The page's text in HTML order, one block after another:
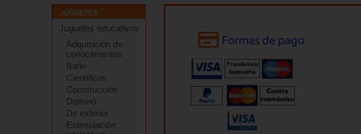
Juguetes educativos
Adquisición de
conocimientos
Baño
Científicos
Construcción
Dominó
De exterior
Estimulación